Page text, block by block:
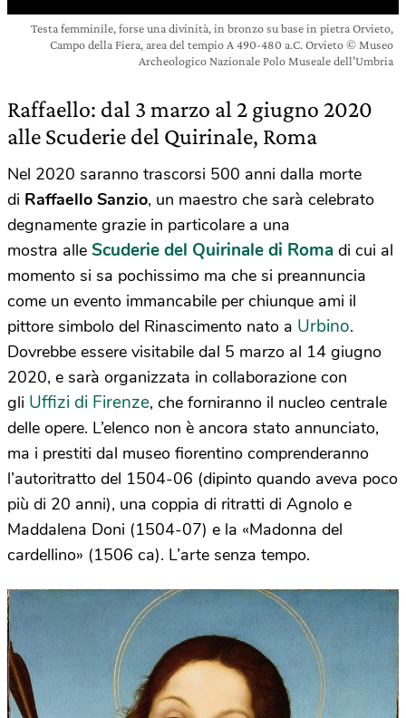
Testa femminile, forse una divinità, in bronzo su base in pietra Orvieto,
Campo della Fiera, area del tempio A 490-480 a.C. Orvieto © Museo
Archeologico Nazionale Polo Museale dell’Umbria
Raffaello: dal 3 marzo al 2 giugno 2020
alle Scuderie del Quirinale, Roma
Nel 2020 saranno trascorsi 500 anni dalla morte
di Raffaello Sanzio, un maestro che sarà celebrato
degnamente grazie in particolare a una
mostra alle Scuderie del Quirinale di Roma di cui al
momento si sa pochissimo ma che si preannuncia
come un evento immancabile per chiunque ami il
pittore simbolo del Rinascimento nato a Urbino.
Dovrebbe essere visitabile dal 5 marzo al 14 giugno
2020, e sarà organizzata in collaborazione con
gli Uffizi di Firenze, che forniranno il nucleo centrale
delle opere. L’elenco non è ancora stato annunciato,
ma i prestiti dal museo fiorentino comprenderanno
l’autoritratto del 1504-06 (dipinto quando aveva poco
più di 20 anni), una coppia di ritratti di Agnolo e
Maddalena Doni (1504-07) e la «Madonna del
cardellino» (1506 ca). L’arte senza tempo.